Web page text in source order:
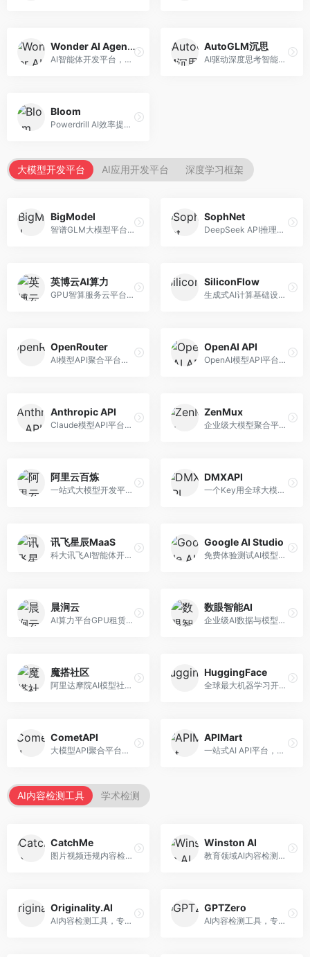
Wonder AI Agents
AI智能体开发平台，专注于低代码智能体创建。面向开发者，提供可视化开发、模板库、部署服务等功能，开发门槛低。
AutoGLM沉思
AI驱动深度思考智能体，专注于复杂推理任务。面向高级用户，提供深度分析、逻辑推理、决策支持等服务，推理能力强。
Bloom
Powerdrill AI效率提升平台，专注于企业智能化。面向企业用户，提供智能体创建、流程自动化、数据分析等服务，企业效率提升显著。
大模型开发平台 AI应用开发平台 深度学习框架
BigModel
智谱GLM大模型平台，提供API调用与模型服务。面向开发者和企业用户，提供GLM系列模型API、微调服务、应用开发工具等，开源生态完善。
SophNet
DeepSeek API推理平台，专注于DeepSeek模型服务。面向开发者，提供DeepSeek模型API、高性能推理、低成本服务，推理效率高。
英博云AI算力
GPU智算服务云平台，专注于AI算力租赁。面向AI研究者和企业，提供GPU租赁、模型训练、推理服务等，算力资源丰富。
SiliconFlow
生成式AI计算基础设施平台，专注于模型推理服务。面向开发者和企业，提供多模型API、高性能推理、成本优化等服务，推理性价比高。
OpenRouter
AI模型API聚合平台，整合多种主流大模型。面向开发者，提供统一API接口、模型对比、成本优化等服务，模型选择灵活。
OpenAI API
OpenAI模型API平台，提供GPT系列模型服务。面向开发者，提供模型API、微调服务、Assistants API等，是AI开发领域的基础设施。
Anthropic API
Claude模型API平台，专注于安全可靠的AI服务。面向开发者，提供Claude系列模型API、安全特性、企业级服务等，API质量高。
ZenMux
企业级大模型聚合平台，专注于企业AI服务。面向企业用户，提供多模型管理、安全合规、成本优化等服务，企业级功能完善。
阿里云百炼
一站式大模型开发平台，深度整合阿里云服务。面向企业开发者和AI团队，提供模型训练、微调、部署、应用开发等全流程服务，企业级功能完善。
DMXAPI
一个Key用全球大模型的聚合平台。面向开发者，提供多模型统一API、简化接入、成本控制等服务，接入便捷。
讯飞星辰MaaS
科大讯飞AI智能体开发平台，专注于企业级模型服务。面向企业用户，提供模型调用、智能体创建、行业解决方案等服务，中文能力突出。
Google AI Studio
免费体验测试AI模型的平台，深度整合Google生态。面向开发者和研究者，提供Gemini模型体验、API密钥管理、提示词测试等服务，免费使用。
晨涧云
AI算力平台GPU租赁服务，专注于弹性算力。面向开发者和研究者，提供GPU租赁、弹性调度、成本优化等服务，算力灵活。
数眼智能AI
企业级AI数据与模型服务平台，专注于数据驱动AI。面向企业用户，提供数据管理、模型训练、部署服务等，数据治理能力强。
魔搭社区
阿里达摩院AI模型社区，专注于中文AI生态。面向中文开发者，提供开源模型、数据集、开发工具等资源，中文模型丰富。
HuggingFace
全球最大机器学习开源社区，整合模型库与开发工具。面向AI研究者和开发者，提供开源模型、数据集、开发工具等资源，开源生态最完善。
CometAPI
大模型API聚合平台，整合多种AI模型服务。面向开发者，提供统一接口、模型切换、监控分析等服务，API管理便捷。
APIMart
一站式AI API平台，整合多种AI服务。面向开发者，提供模型API、图像处理、语音识别等服务，API种类丰富。
AI内容检测工具 学术检测
CatchMe
图片视频违规内容检测平台，专注于视觉内容安全。面向内容平台，提供图片审核、视频审核、直播监控等服务，视觉检测专业。
Winston AI
教育领域AI内容检测平台，专注于学术诚信。面向教育机构，提供AI内容检测、抄袭检测、报告生成等服务，教育适配性强。
Originality.AI
AI内容检测工具，专注于内容原创性验证。面向内容创作者和出版商，提供AI检测、抄袭检测、批量分析等服务，检测精度高。
GPTZero
AI内容检测工具，专注于AI生成文本识别。面向教育工作者和出版商，提供文本检测、批量分析、API接口等服务，检测准确率高。